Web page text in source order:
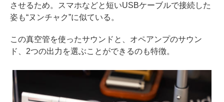
させるため。スマホなどと短いUSBケーブルで接続した
姿も“ヌンチャク”に似ている。
この真空管を使ったサウンドと、オペアンプのサウン
ド、2つの出力を選ぶことができるのも特徴。